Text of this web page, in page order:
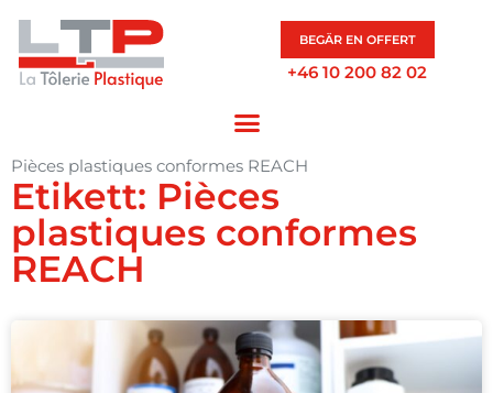
BEGÄR EN OFFERT
+46 10 200 82 02
Pièces plastiques conformes REACH
Etikett: Pièces
plastiques conformes
REACH